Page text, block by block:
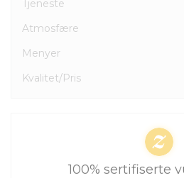
Tjeneste
Atmosfære
Menyer
Kvalitet/Pris
100% sertifiserte